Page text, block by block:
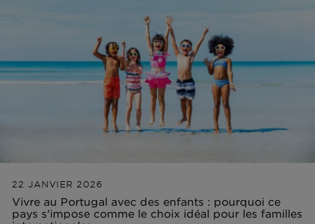
22 JANVIER 2026
Vivre au Portugal avec des enfants : pourquoi ce
pays s'impose comme le choix idéal pour les familles